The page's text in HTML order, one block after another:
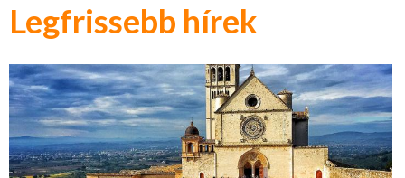
Legfrissebb hírek